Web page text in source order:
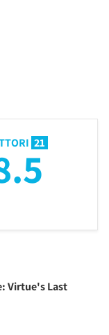
21
Virtue's Last